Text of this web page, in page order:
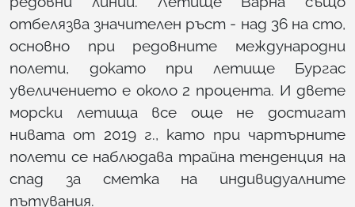
отбелязва значителен ръст - над 36 на сто,
основно при редовните международни
полети, докато при летище Бургас
увеличението е около 2 процента. И двете
морски летища все още не достигат
нивата от 2019 г., като при чартърните
полети се наблюдава трайна тенденция на
спад за сметка на индивидуалните
пътувания.